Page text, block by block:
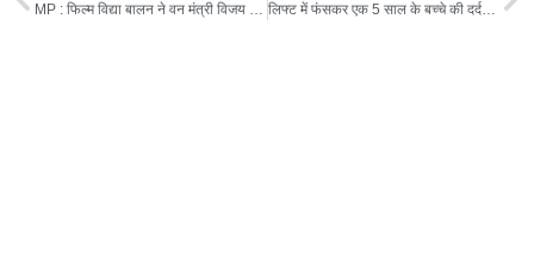
MP : फिल्म विद्या बालन ने वन मंत्री विजय शाह की डिनर की पेशकश ठुकराई फिर … लिफ्ट में फंसकर एक 5 साल के बच्चे की दर्दनाक मौत, सीसीटीवी में कैद हुई घटना